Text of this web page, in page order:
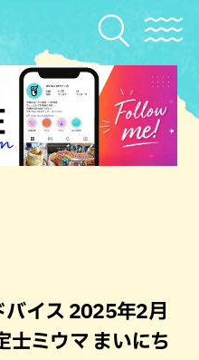
バイス 2025年2月
士ミウマ まいにち